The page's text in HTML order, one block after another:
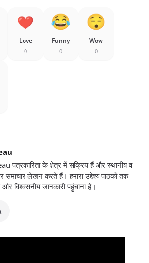
Love
0
Funny
0
Wow
0
पत्रकारिता के क्षेत्र में सक्रिय हैं और स्थानीय व
पर समाचार लेखन करते हैं। हमारा उद्देश्य पाठकों तक
और विश्वसनीय जानकारी पहुंचाना हैं।